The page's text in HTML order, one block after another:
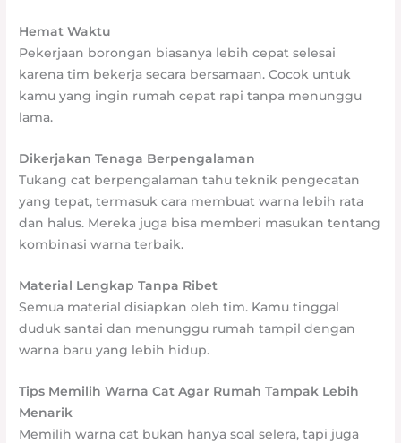
Hemat Waktu
Pekerjaan borongan biasanya lebih cepat selesai
karena tim bekerja secara bersamaan. Cocok untuk
kamu yang ingin rumah cepat rapi tanpa menunggu
lama.
Dikerjakan Tenaga Berpengalaman
Tukang cat berpengalaman tahu teknik pengecatan
yang tepat, termasuk cara membuat warna lebih rata
dan halus. Mereka juga bisa memberi masukan tentang
kombinasi warna terbaik.
Material Lengkap Tanpa Ribet
Semua material disiapkan oleh tim. Kamu tinggal
duduk santai dan menunggu rumah tampil dengan
warna baru yang lebih hidup.
Tips Memilih Warna Cat Agar Rumah Tampak Lebih
Menarik
Memilih warna cat bukan hanya soal selera, tapi juga